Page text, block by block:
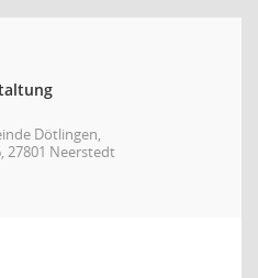
Dötlingen,
27801 Neerstedt